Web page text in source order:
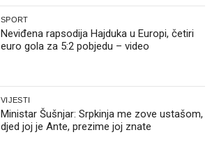
SPORT
Neviđena rapsodija Hajduka u Europi, četiri
euro gola za 5:2 pobjedu – video
VIJESTI
Ministar Šušnjar: Srpkinja me zove ustašom,
djed joj je Ante, prezime joj znate